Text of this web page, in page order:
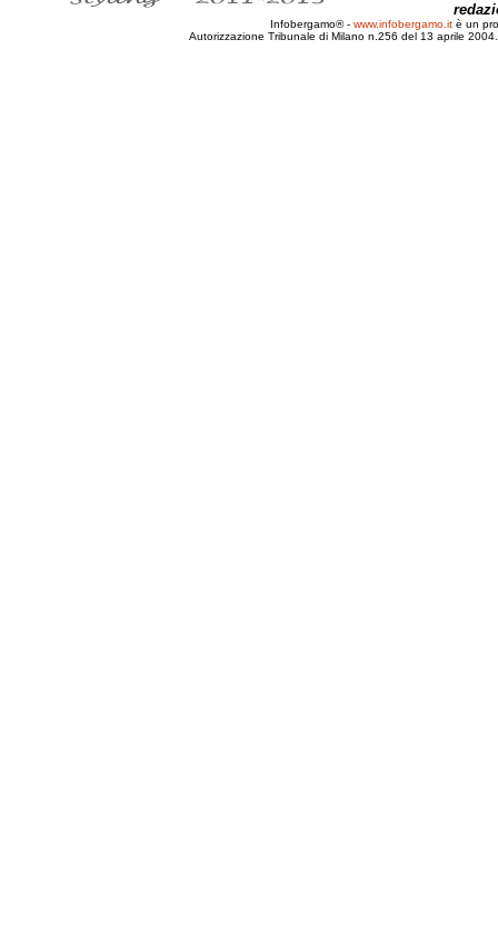
Infobergamo® - www.infobergamo.it è un
Autorizzazione Tribunale di Milano n.256 del 13 aprile